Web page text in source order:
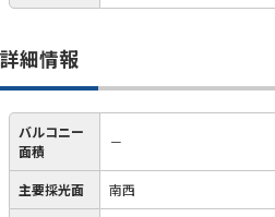
詳細情報
バルコニー
面積
－
主要採光面 南西